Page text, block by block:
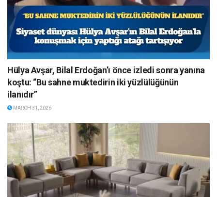
Hülya Avşar, Bilal Erdoğan’ı önce izledi sonra yanına
koştu: “Bu sahne muktedirin iki yüzlülüğünün
ilanıdır”
MARCH 31, 2026